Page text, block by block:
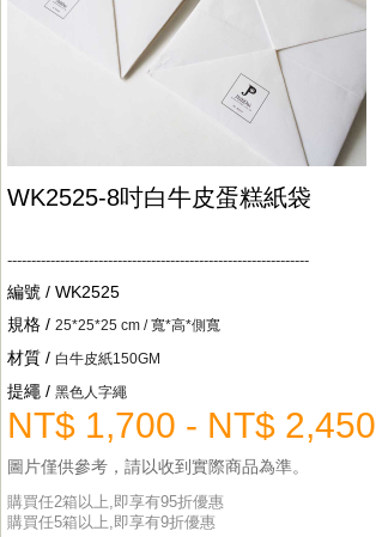
WK2525-8吋白牛皮蛋糕紙袋
---------------------------------------------------------------
編號 / WK2525
規格 / 25*25*25 cm / 寬*高*側寬
材質 / 白牛皮紙150GM
提繩 / 黑色人字繩
NT$ 1,700 - NT$ 2,450
圖片僅供參考，請以收到實際商品為準。
購買任2箱以上,即享有95折優惠
購買任5箱以上,即享有9折優惠